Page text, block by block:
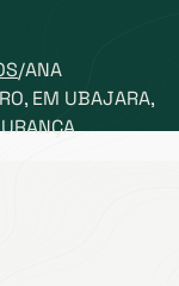
/ANA
EM UBAJARA,